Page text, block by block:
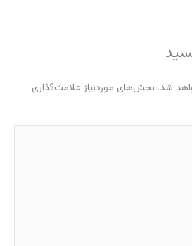
شد. بخش‌های موردنیاز علامت‌گذاری